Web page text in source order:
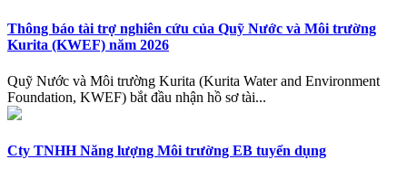
Thông báo tài trợ nghiên cứu của Quỹ Nước và Môi trường
Kurita (KWEF) năm 2026
Quỹ Nước và Môi trường Kurita (Kurita Water and Environment
Foundation, KWEF) bắt đầu nhận hồ sơ tài...
Cty TNHH Năng lượng Môi trường EB tuyển dụng